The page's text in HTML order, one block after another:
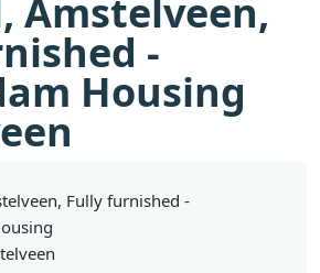
Amstelveen,
-
Housing
Fully furnished -